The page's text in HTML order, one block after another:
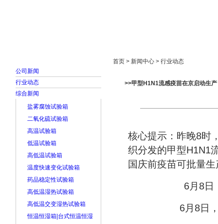
公司新闻
行业动态
综合新闻
盐雾腐蚀试验箱
二氧化硫试验箱
高温试验箱
低温试验箱
高低温试验箱
温度快速变化试验箱
药品稳定性试验箱
高低温湿热试验箱
高低温交变湿热试验箱
恒温恒湿箱|台式恒温恒湿
首页 > 新闻中心 > 行业动态
>>甲型H1N1流感疫苗在京启动生产
核心提示：昨晚8时
织分发的甲型H1N1
国庆前疫苗可批量生
6月8日
6月8日